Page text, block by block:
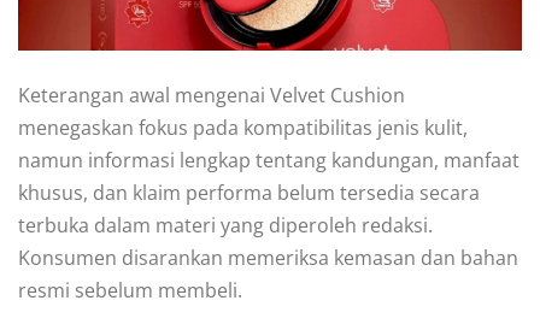
Keterangan awal mengenai Velvet Cushion
menegaskan fokus pada kompatibilitas jenis kulit,
namun informasi lengkap tentang kandungan, manfaat
khusus, dan klaim performa belum tersedia secara
terbuka dalam materi yang diperoleh redaksi.
Konsumen disarankan memeriksa kemasan dan bahan
resmi sebelum membeli.